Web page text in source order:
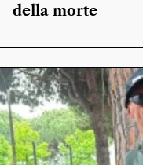
della morte